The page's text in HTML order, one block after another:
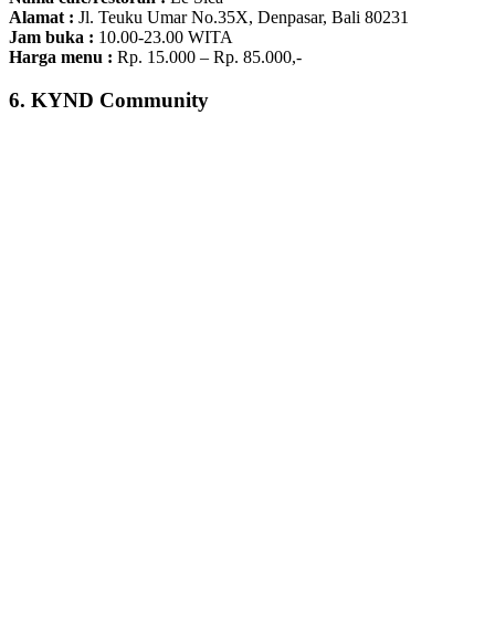
Alamat : Jl. Teuku Umar No.35X, Denpasar, Bali 80231
Jam buka : 10.00-23.00 WITA
Harga menu : Rp. 15.000 – Rp. 85.000,-
6. KYND Community